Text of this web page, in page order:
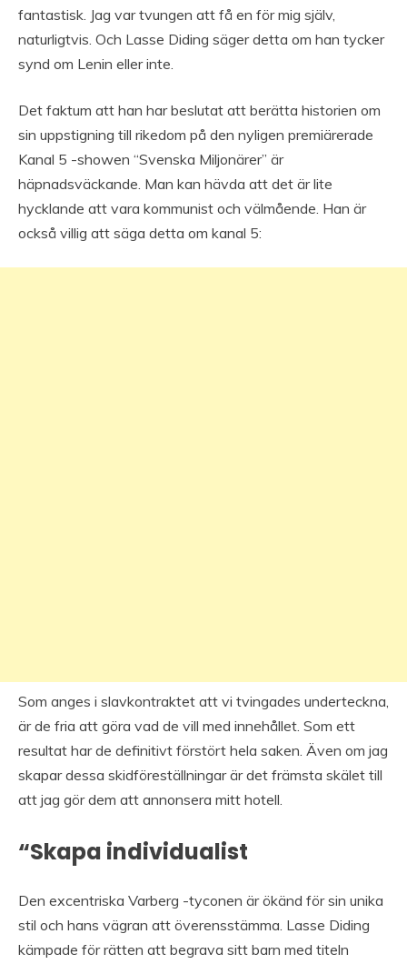
fantastisk. Jag var tvungen att få en för mig själv,
naturligtvis. Och Lasse Diding säger detta om han tycker
synd om Lenin eller inte.
Det faktum att han har beslutat att berätta historien om
sin uppstigning till rikedom på den nyligen premiärerade
Kanal 5 -showen “Svenska Miljonärer” är
häpnadsväckande. Man kan hävda att det är lite
hycklande att vara kommunist och välmående. Han är
också villig att säga detta om kanal 5:
Som anges i slavkontraktet att vi tvingades underteckna,
är de fria att göra vad de vill med innehållet. Som ett
resultat har de definitivt förstört hela saken. Även om jag
skapar dessa skidföreställningar är det främsta skälet till
att jag gör dem att annonsera mitt hotell.
“Skapa individualist
Den excentriska Varberg -tyconen är ökänd för sin unika
stil och hans vägran att överensstämma. Lasse Diding
kämpade för rätten att begrava sitt barn med titeln